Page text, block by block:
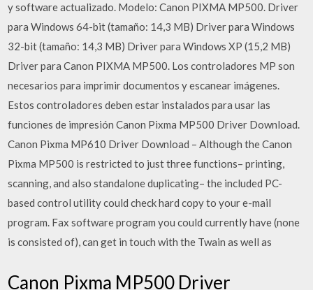
y software actualizado. Modelo: Canon PIXMA MP500. Driver
para Windows 64-bit (tamaño: 14,3 MB) Driver para Windows
32-bit (tamaño: 14,3 MB) Driver para Windows XP (15,2 MB)
Driver para Canon PIXMA MP500. Los controladores MP son
necesarios para imprimir documentos y escanear imágenes.
Estos controladores deben estar instalados para usar las
funciones de impresión Canon Pixma MP500 Driver Download.
Canon Pixma MP610 Driver Download – Although the Canon
Pixma MP500 is restricted to just three functions– printing,
scanning, and also standalone duplicating– the included PC-
based control utility could check hard copy to your e-mail
program. Fax software program you could currently have (none
is consisted of), can get in touch with the Twain as well as
Canon Pixma MP500 Driver